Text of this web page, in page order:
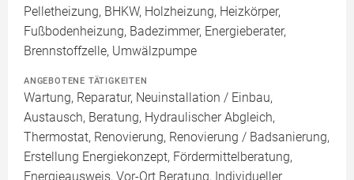
Pelletheizung, BHKW, Holzheizung, Heizkörper,
Fußbodenheizung, Badezimmer, Energieberater,
Brennstoffzelle, Umwälzpumpe
ANGEBOTENE TÄTIGKEITEN
Wartung, Reparatur, Neuinstallation / Einbau,
Austausch, Beratung, Hydraulischer Abgleich,
Thermostat, Renovierung, Renovierung / Badsanierung,
Erstellung Energiekonzept, Fördermittelberatung,
Energieausweis, Vor-Ort Beratung, Individueller